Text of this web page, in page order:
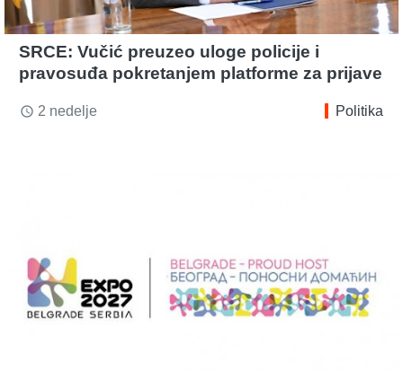
SRCE: Vučić preuzeo uloge policije i
pravosuđa pokretanjem platforme za prijave
access_time 2 nedelje Politika